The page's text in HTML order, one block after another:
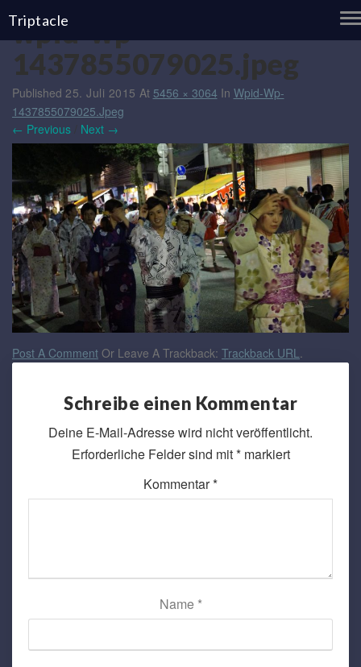
Triptacle
wpid-wp-
1437855079025.jpeg
Published 25. Juli 2015 At 5456 × 3064 In Wpid-Wp-
1437855079025.jpeg
← Previous
Next →
Post A Comment Or Leave A Trackback: Trackback URL
Schreibe einen Kommentar
Deine E-Mail-Adresse wird nicht veröffentlicht.
Erforderliche Felder sind mit*markiert
Kommentar*
Name *